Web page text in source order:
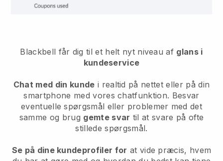
Blackbell får dig til et helt nyt niveau af glans i
kundeservice
Chat med din kunde i realtid på nettet eller på din
smartphone med vores chatfunktion. Besvar
eventuelle spørgsmål eller problemer med det
samme og brug gemte svar til at svare på ofte
stillede spørgsmål.
Se på dine kundeprofiler for at vide præcis, hvem